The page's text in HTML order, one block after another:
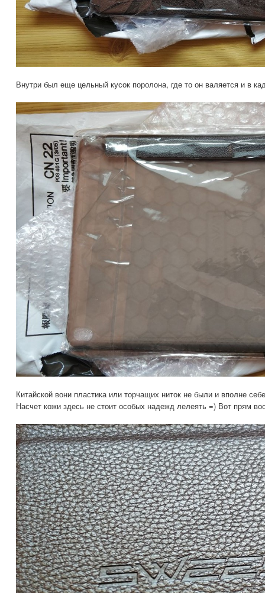
Внутри был еще цельный кусок поролона, где то он валяется и в
Китайской вони пластика или торчащих ниток не были и вполне
Насчет кожи здесь не стоит особых надежд лелеять =) Вот прям